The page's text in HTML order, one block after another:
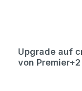
Upgrade auf
von Premier+2 Ultra als digitaler